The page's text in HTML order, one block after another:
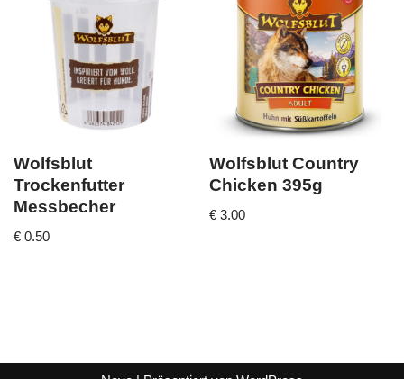
Wolfsblut
Trockenfutter
Messbecher
€ 0.50
Wolfsblut Country
Chicken 395g
€ 3.00